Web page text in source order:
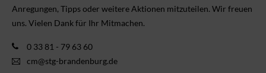
Anregungen, Tipps oder weitere Aktionen mitzuteilen. Wir freuen
uns. Vielen Dank für Ihr Mitmachen.
0 33 81 - 79 63 60
cm@stg-brandenburg.de